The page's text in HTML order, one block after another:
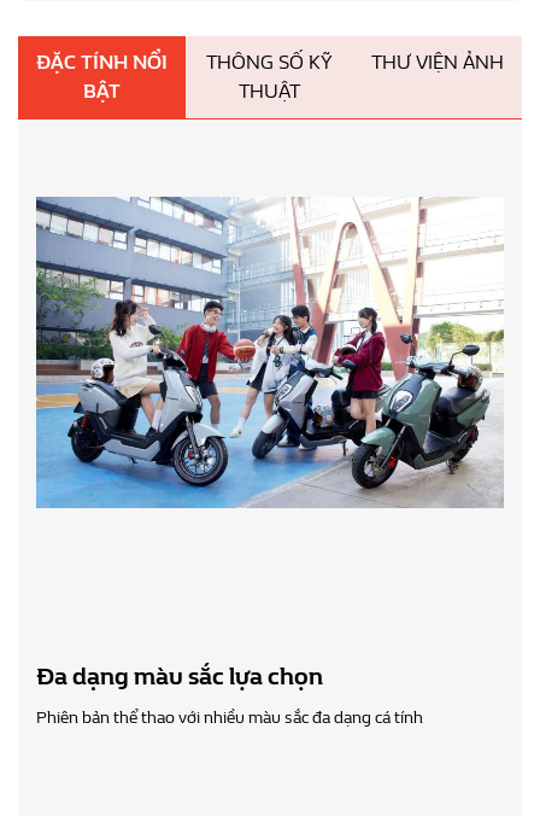
ĐẶC TÍNH NỔI
BẬT
THÔNG SỐ KỸ
THUẬT
THƯ VIỆN ẢNH
Đa dạng màu sắc lựa chọn
Phiên bản thể thao với nhiều màu sắc đa dạng cá tính